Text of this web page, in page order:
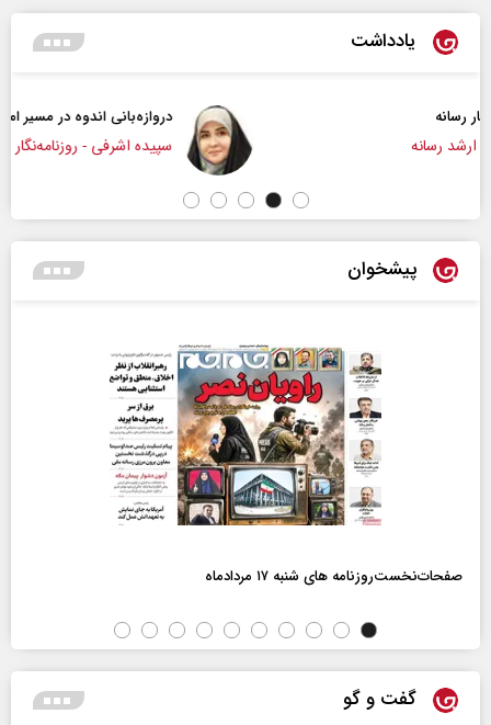
یادداشت
دروازه‌بانی اندوه در مسیر امید
سپیده اشرفی - روزنامه‌نگار
پیشخوان
صفحات‌نخست‌روزنامه ها‌ی شنبه ۱۷ مردادماه
گفت و گو